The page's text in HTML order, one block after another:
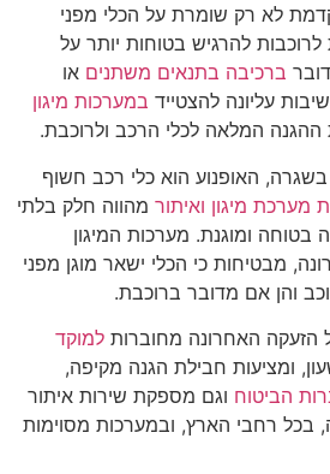
לא רק שומרת על הכלי מפני
להרגיש בטוחות יותר על
ברכיבה בתנאים משתנים או
עליונה להצטייד במערכות מיגון
המלאה לכלי הרכב ולרוכבת.
האופנוע הוא כלי רכב חשוף
מערכת מיגון ואיתור מהווה חלק בלתי
בטוחה ומוגנת. מערכות המיגון
מבטיחות כי הכלי ישאר מוגן מפני
והן אם מדובר ברוכבת.
האחרונה מחוברות למוקד
ומציעות חבילת הגנה מקיפה,
הביטוח וגם מספקת שירות איתור
בכל רחבי הארץ, ובמערכות מסוימות